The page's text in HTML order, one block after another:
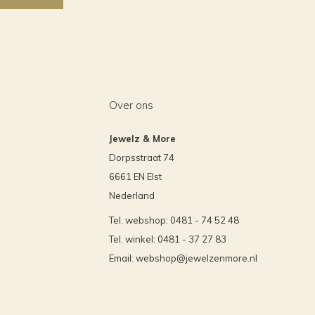
Over ons
Jewelz & More
Dorpsstraat 74
6661 EN Elst
Nederland
Tel. webshop: 0481 - 74 52 48
Tel. winkel: 0481 - 37 27 83
Email: webshop@jewelzenmore.nl